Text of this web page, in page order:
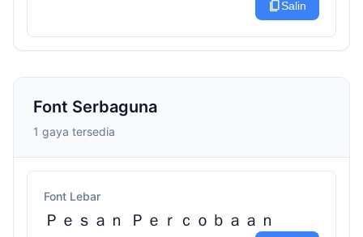
content_copySalin
Font Serbaguna
1 gaya tersedia
Font Lebar
Ｐｅｓａｎ Ｐｅｒｃｏｂａａｎ